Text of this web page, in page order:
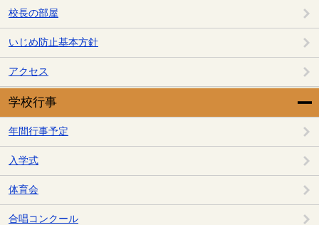
校長の部屋
いじめ防止基本方針
アクセス
学校行事
年間行事予定
入学式
体育会
合唱コンクール